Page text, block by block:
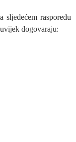
sljedećem rasporedu
dogovaraju: